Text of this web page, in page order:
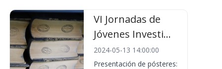
VI Jornadas de
Jóvenes Investi...
2024-05-13 14:00:00
Presentación de pósteres: